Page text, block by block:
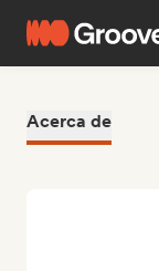
Acerca de